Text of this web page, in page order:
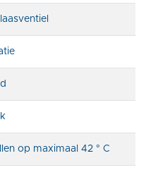
op maximaal 42 ° C